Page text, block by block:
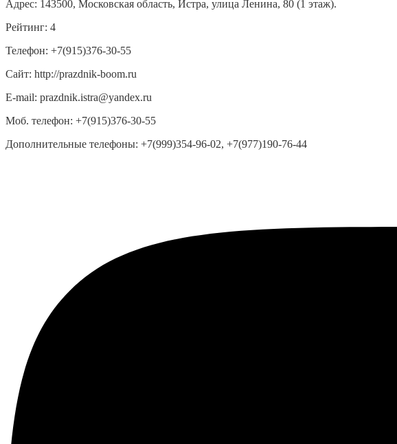
Адрес: 143500, Московская область, Истра, улица Ленина, 80 (1 этаж).
Рейтинг: 4
Телефон: +7(915)376-30-55
Сайт: http://prazdnik-boom.ru
E-mail: prazdnik.istra@yandex.ru
Моб. телефон: +7(915)376-30-55
Дополнительные телефоны: +7(999)354-96-02, +7(977)190-76-44